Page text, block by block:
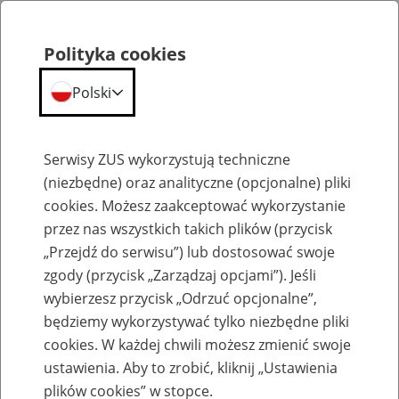
Emerytury
Baza zlikwidowanych lub
przekształconych zakładów pracy
Polityka cookies
Polski
Serwisy ZUS wykorzystują techniczne
(niezbędne) oraz analityczne (opcjonalne) pliki
cookies. Możesz zaakceptować wykorzystanie
przez nas wszystkich takich plików (przycisk
„Przejdź do serwisu”) lub dostosować swoje
zgody (przycisk „Zarządzaj opcjami”). Jeśli
wybierzesz przycisk „Odrzuć opcjonalne”,
będziemy wykorzystywać tylko niezbędne pliki
cookies. W każdej chwili możesz zmienić swoje
ustawienia. Aby to zrobić, kliknij „Ustawienia
plików cookies” w stopce.